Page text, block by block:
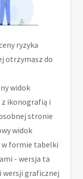
ryzyka
otrzymasz do
widok
ikonografią i
stronie
widok
w formie tabelki
- wersja ta
wersji graficznej